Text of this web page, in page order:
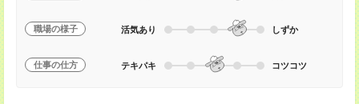
職場の様子 活気あり しずか
仕事の仕方 テキパキ コツコツ